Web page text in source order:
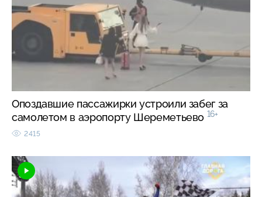
Опоздавшие пассажирки устроили забег за
самолетом в аэропорту Шереметьево 16+
2415